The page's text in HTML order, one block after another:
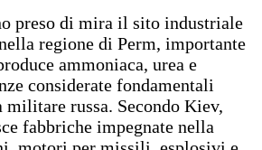
preso di mira il sito industriale
regione di Perm, importante
ammoniaca, urea e
considerate fondamentali
russa. Secondo Kiev,
fabbriche impegnate nella